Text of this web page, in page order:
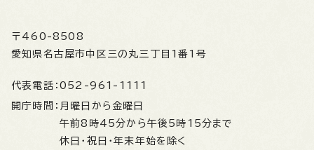
〒460-8508
愛知県名古屋市中区三の丸三丁目1番1号
代表電話： 052-961-1111
開庁時間： 月曜日から金曜日
午前8時45分から午後5時15分まで
休日・祝日・年末年始を除く